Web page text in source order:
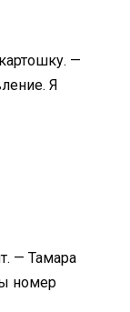
—
Я
— Тамара
номер